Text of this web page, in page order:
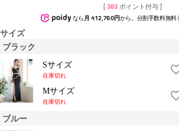
[ 383 ポイント付与 ]
なら 月々12,760円から。分割手数料無料
サイズ
ブラック
Sサイズ
在庫切れ
Mサイズ
在庫切れ
ブルー